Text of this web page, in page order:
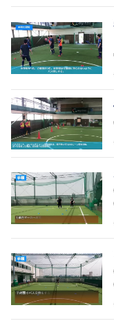
【指
Fリー
表監督
日本
（ア
【資格
JFA公
ット
横山
【指導
【資
日本
協会
※全コ